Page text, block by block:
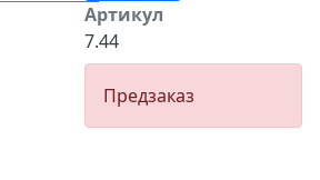
Артикул
7.44
Предзаказ